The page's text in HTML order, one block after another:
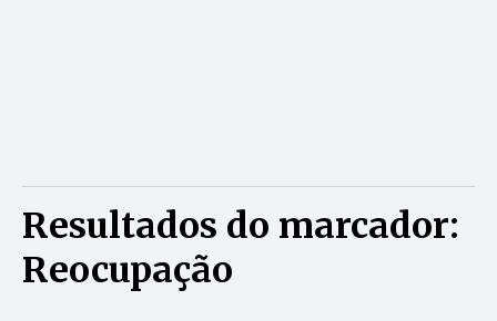
Resultados do marcador:
Reocupação